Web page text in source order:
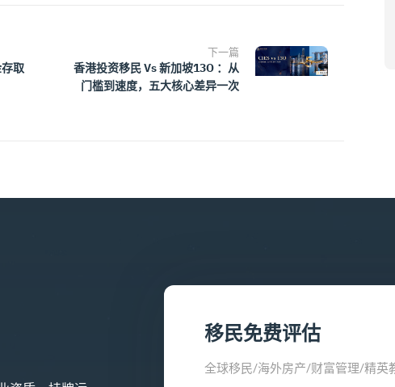
取
下一篇
香港投资移民 Vs 新加坡13O ：从
门槛到速度，五大核心差异一次
移民免费评估
全球移民/海外房产/财富管理/精英